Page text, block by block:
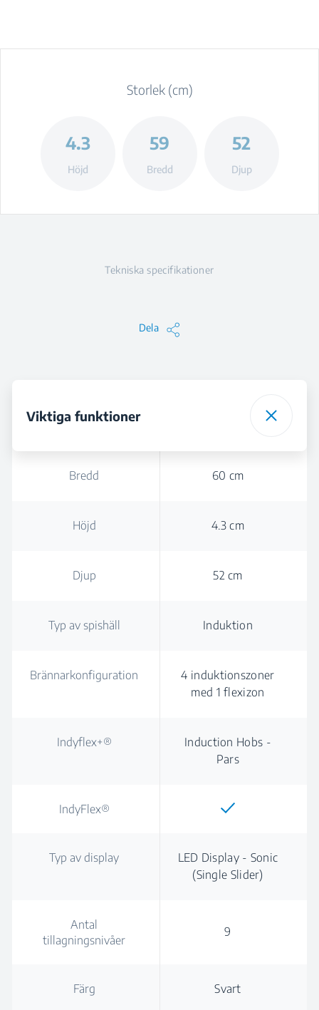
Storlek (cm)
4.3
Höjd
59
Bredd
52
Djup
Tekniska specifikationer
Dela
Viktiga funktioner
Bredd 60 cm
Höjd 4.3 cm
Djup 52 cm
Typ av spishäll Induktion
Brännarkonfiguration
4 induktionszoner
med 1 flexizon
Indyflex+®
Induction Hobs -
Pars
IndyFlex®
Typ av display
LED Display - Sonic
(Single Slider)
Antal
tillagningsnivåer
9
Färg Svart